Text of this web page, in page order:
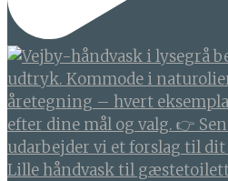
Lille håndvask til